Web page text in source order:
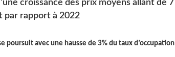
croissance des prix moyens allant de 7
par rapport à 2022
avec une hausse de 3% du taux d’occupation